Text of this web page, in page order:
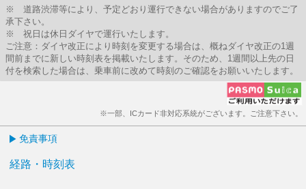
※ 道路渋滞等により、予定どおり運行できない場合がありますのでご了
承下さい。
※ 祝日は休日ダイヤで運行いたします。
ご注意：ダイヤ改正により時刻を変更する場合は、概ねダイヤ改正の1週
間前までに新しい時刻表を掲載いたします。そのため、1週間以上先の日
付を検索した場合は、乗車前に改めて時刻のご確認をお願いいたします。
※一部、ICカード非対応系統がございます。ご注意下さい。
免責事項
経路・時刻表